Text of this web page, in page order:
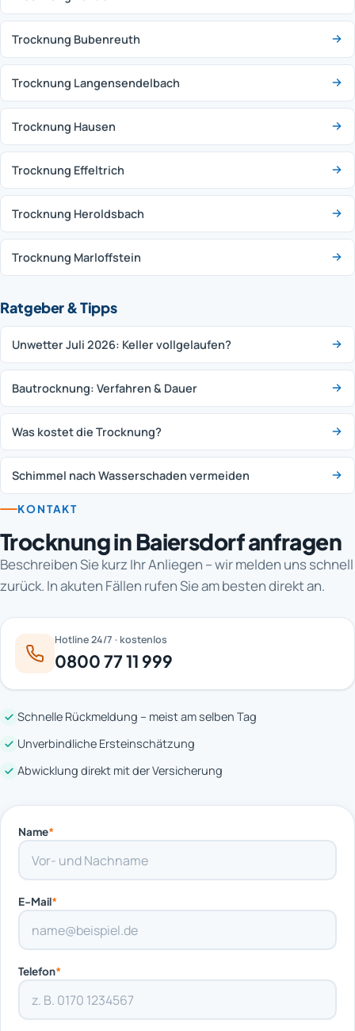
Trocknung Bubenreuth
Trocknung Langensendelbach
Trocknung Hausen
Trocknung Effeltrich
Trocknung Heroldsbach
Trocknung Marloffstein
Ratgeber & Tipps
Unwetter Juli 2026: Keller vollgelaufen?
Bautrocknung: Verfahren & Dauer
Was kostet die Trocknung?
Schimmel nach Wasserschaden vermeiden
KONTAKT
Trocknung in Baiersdorf anfragen
Beschreiben Sie kurz Ihr Anliegen – wir melden uns schnell
zurück. In akuten Fällen rufen Sie am besten direkt an.
Hotline 24/7 · kostenlos
0800 77 11 999
Schnelle Rückmeldung – meist am selben Tag
Unverbindliche Ersteinschätzung
Abwicklung direkt mit der Versicherung
Name*
E-Mail*
Telefon*